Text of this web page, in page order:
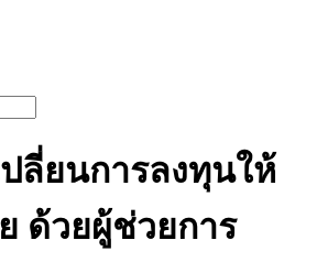
ปลี่ยนการลงทุนให้
ย ด้วยผู้ช่วยการ